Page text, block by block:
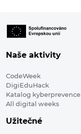
Naše aktivity
CodeWeek
DigiEduHack
Katalog kyberprevence
All digital weeks
Užitečné